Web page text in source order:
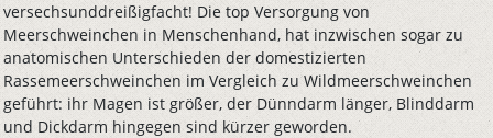
versechsunddreißigfacht! Die top Versorgung von
Meerschweinchen in Menschenhand, hat inzwischen sogar zu
anatomischen Unterschieden der domestizierten
Rassemeerschweinchen im Vergleich zu Wildmeerschweinchen
geführt: ihr Magen ist größer, der Dünndarm länger, Blinddarm
und Dickdarm hingegen sind kürzer geworden.